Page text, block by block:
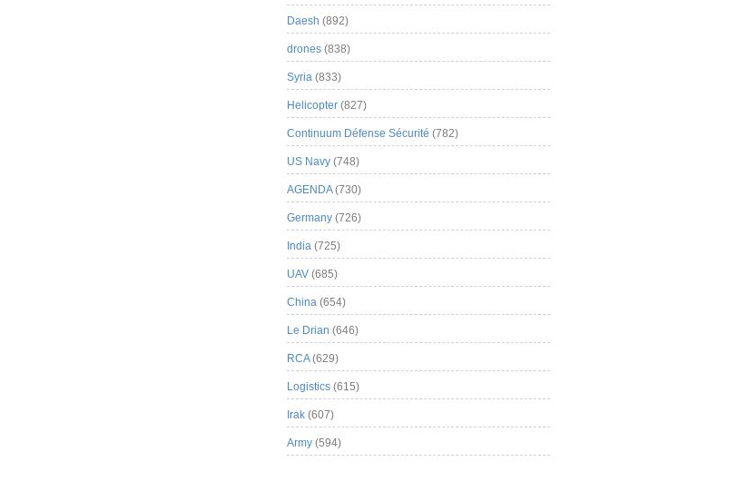
Daesh (892)
drones (838)
Syria (833)
Helicopter (827)
Continuum Défense Sécurité (782)
US Navy (748)
AGENDA(730)
Germany (726)
India (725)
UAV (685)
China (654)
Le Drian (646)
RCA(629)
Logistics (615)
Irak (607)
Army (594)